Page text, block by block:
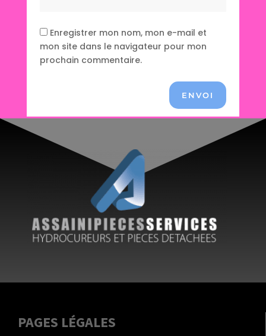
Enregistrer mon nom, mon e-mail et
mon site dans le navigateur pour mon
prochain commentaire.
ENVOI
PAGES LÉGALES